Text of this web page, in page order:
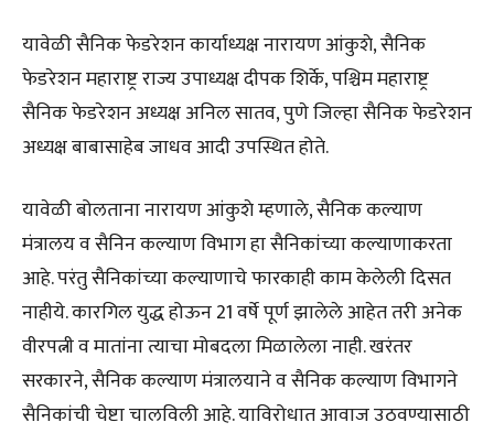
यावेळी सैनिक फेडरेशन कार्याध्यक्ष नारायण आंकुशे, सैनिक
फेडरेशन महाराष्ट्र राज्य उपाध्यक्ष दीपक शिर्के, पश्चिम महाराष्ट्र
सैनिक फेडरेशन अध्यक्ष अनिल सातव, पुणे जिल्हा सैनिक फेडरेशन
अध्यक्ष बाबासाहेब जाधव आदी उपस्थित होते.
यावेळी बोलताना नारायण आंकुशे म्हणाले, सैनिक कल्याण
मंत्रालय व सैनिन कल्याण विभाग हा सैनिकांच्या कल्याणाकरता
आहे. परंतु सैनिकांच्या कल्याणाचे फारकाही काम केलेली दिसत
नाहीये. कारगिल युद्ध होऊन 21 वर्षे पूर्ण झालेले आहेत तरी अनेक
वीरपत्नी व मातांना त्याचा मोबदला मिळालेला नाही. खरंतर
सरकारने, सैनिक कल्याण मंत्रालयाने व सैनिक कल्याण विभागने
सैनिकांची चेष्टा चालविली आहे. याविरोधात आवाज उठवण्यासाठी